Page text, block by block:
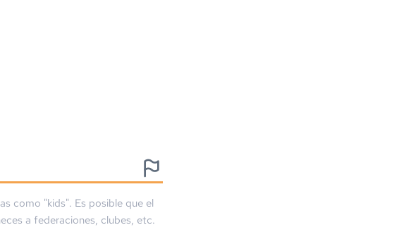
como "kids". Es posible que el
a federaciones, clubes, etc.